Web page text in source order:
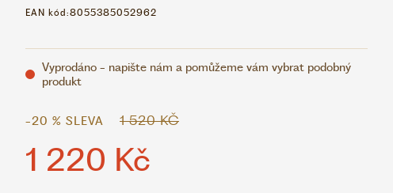
EAN kód:8055385052962
Vyprodáno - napište nám a pomůžeme vám vybrat podobný
produkt
-20 % SLEVA 1 520 KČ
1 220 Kč